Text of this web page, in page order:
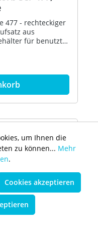
477 - rechteckiger
aus
für benutzte
Abfallbeuteln
breit, 515 mm
weiß - aus
HEWI
(Koralle)
um Ihnen die
zu können... Mehr
.
Cookies akzeptieren